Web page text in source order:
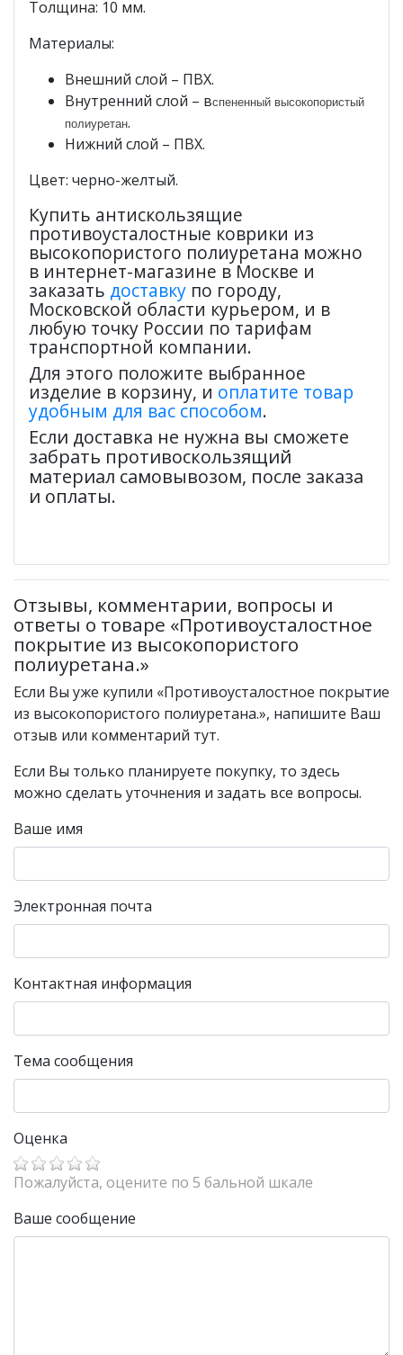
Толщина: 10 мм.
Материалы:
Внешний слой – ПВХ.
Внутренний слой – вспененный высокопористый
полиуретан.
Нижний слой – ПВХ.
Цвет: черно-желтый.
Купить антискользящие
противоусталостные коврики из
высокопористого полиуретана можно
в интернет-магазине в Москве и
заказать доставку по городу,
Московской области курьером, и в
любую точку России по тарифам
транспортной компании.
Для этого положите выбранное
изделие в корзину, и оплатите товар
удобным для вас способом.
Если доставка не нужна вы сможете
забрать противоскользящий
материал самовывозом, после заказа
и оплаты.
Отзывы, комментарии, вопросы и
ответы о товаре «Противоусталостное
покрытие из высокопористого
полиуретана.»
Если Вы уже купили «Противоусталостное покрытие
из высокопористого полиуретана.», напишите Ваш
отзыв или комментарий тут.
Если Вы только планируете покупку, то здесь
можно сделать уточнения и задать все вопросы.
Ваше имя
Электронная почта
Контактная информация
Тема сообщения
Оценка
Пожалуйста, оцените по 5 бальной шкале
Ваше сообщение